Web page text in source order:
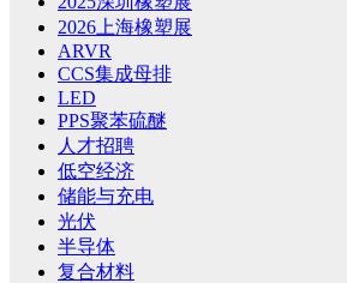
2026上海橡塑展
ARVR
CCS集成母排
LED
PPS聚苯硫醚
人才招聘
低空经济
储能与充电
光伏
半导体
复合材料